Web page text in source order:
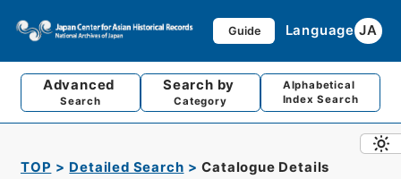
Guide Language JA
Advanced
Search
Search by
Category
Alphabetical
Index Search
TOP Detailed Search Catalogue Details